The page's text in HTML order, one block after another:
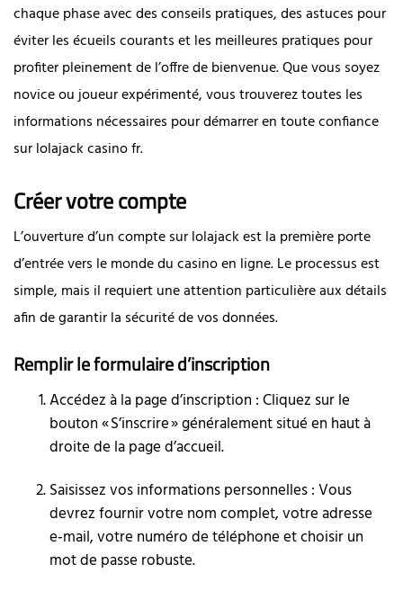
chaque phase avec des conseils pratiques, des astuces pour
éviter les écueils courants et les meilleures pratiques pour
profiter pleinement de l’offre de bienvenue. Que vous soyez
novice ou joueur expérimenté, vous trouverez toutes les
informations nécessaires pour démarrer en toute confiance
sur lolajack casino fr.
Créer votre compte
L’ouverture d’un compte sur lolajack est la première porte
d’entrée vers le monde du casino en ligne. Le processus est
simple, mais il requiert une attention particulière aux détails
afin de garantir la sécurité de vos données.
Remplir le formulaire d’inscription
Accédez à la page d’inscription : Cliquez sur le
bouton « S’inscrire » généralement situé en haut à
droite de la page d’accueil.
Saisissez vos informations personnelles : Vous
devrez fournir votre nom complet, votre adresse
e‑mail, votre numéro de téléphone et choisir un
mot de passe robuste.